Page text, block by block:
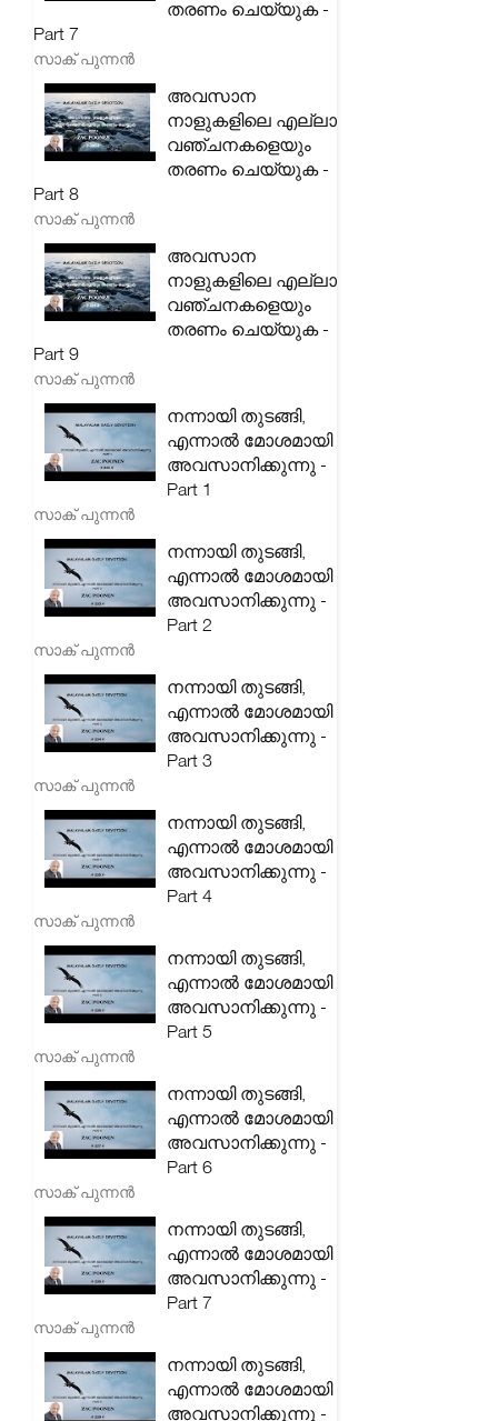
തരണം ചെയ്യുക -
Part 7
സാക് പുന്നൻ
അവസാന
നാളുകളിലെ എല്ലാ
വഞ്ചനകളെയും
തരണം ചെയ്യുക -
Part 8
സാക് പുന്നൻ
അവസാന
നാളുകളിലെ എല്ലാ
വഞ്ചനകളെയും
തരണം ചെയ്യുക -
Part 9
സാക് പുന്നൻ
നന്നായി തുടങ്ങി,
എന്നാൽ മോശമായി
അവസാനിക്കുന്നു -
Part 1
സാക് പുന്നൻ
നന്നായി തുടങ്ങി,
എന്നാൽ മോശമായി
അവസാനിക്കുന്നു -
Part 2
സാക് പുന്നൻ
നന്നായി തുടങ്ങി,
എന്നാൽ മോശമായി
അവസാനിക്കുന്നു -
Part 3
സാക് പുന്നൻ
നന്നായി തുടങ്ങി,
എന്നാൽ മോശമായി
അവസാനിക്കുന്നു -
Part 4
സാക് പുന്നൻ
നന്നായി തുടങ്ങി,
എന്നാൽ മോശമായി
അവസാനിക്കുന്നു -
Part 5
സാക് പുന്നൻ
നന്നായി തുടങ്ങി,
എന്നാൽ മോശമായി
അവസാനിക്കുന്നു -
Part 6
സാക് പുന്നൻ
നന്നായി തുടങ്ങി,
എന്നാൽ മോശമായി
അവസാനിക്കുന്നു -
Part 7
സാക് പുന്നൻ
നന്നായി തുടങ്ങി,
എന്നാൽ മോശമായി
അവസാനിക്കുന്നു -